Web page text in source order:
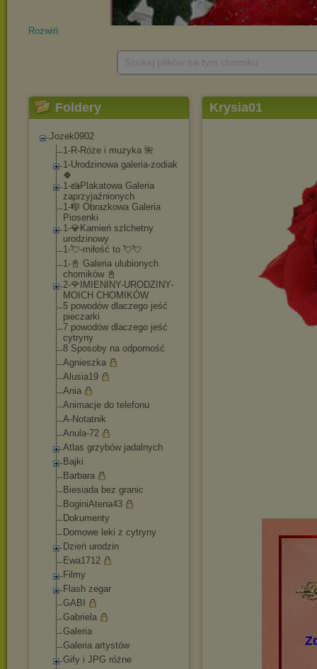
Rozwiń
Foldery
Jozek0902
1-R-Róże i muzyka 🌺
1-Urodzinowa galeria-zodiak
🍀
1-🍰Plakatowa Galeria
zaprzyjaźnionych
1-🎼 Obrazkowa Galeria
Piosenki
1-💎Kamień szlchetny
urodzinowy
1-💘-miłość to 💘💘
1-📓 Galeria ulubionych
chomików 📓
2-🌹IMIENINY-URODZINY-
MOICH CHOMIKÓW
5 powodów dlaczego jeść
pieczarki
7 powodów dlaczego jeść
cytryny
8 Sposoby na odporność
Agnieszka
Alusia19
Ania
Animacje do telefonu
A-Notatnik
Anula-72
Atlas grzybów jadalnych
Bajki
Barbara
Biesiada bez granic
BoginiAtena43
Dokumenty
Domowe leki z cytryny
Dzień urodzin
Ewa1712
Filmy
Flash zegar
GABI
Gabriela
Galeria
Galeria artystów
Gify i JPG różne
Krysia01